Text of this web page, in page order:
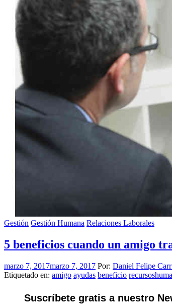
Gestión Gestión Humana Relaciones Laborales
5 beneficios cuando un amigo
marzo 7, 2017marzo 7, 2017 Por: Daniel Felipe
Etiquetado en: amigo ayudas beneficio
Suscríbete gratis a nuestro